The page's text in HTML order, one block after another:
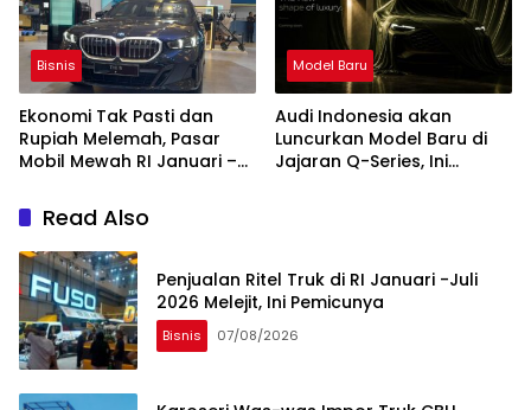
Bisnis
Ekonomi Tak Pasti dan
Rupiah Melemah, Pasar
Mobil Mewah RI Januari –
Model Baru
Audi Indonesia akan
Luncurkan Model Baru di
Jajaran Q-Series, Ini
Read Also
Penjualan Ritel Truk di RI Januari -Juli
2026 Melejit, Ini Pemicunya
Bisnis 07/08/2026